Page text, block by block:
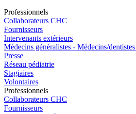
Professionnels
Collaborateurs CHC
Fournisseurs
Intervenants extérieurs
Médecins généralistes - Médecins/
Presse
Réseau pédiatrie
Stagiaires
Volontaires
Professionnels
Collaborateurs CHC
Fournisseurs